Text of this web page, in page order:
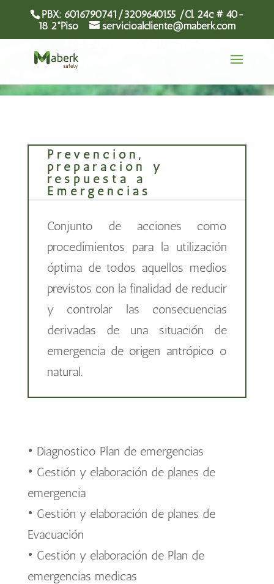
PBX: 6016790741/3209640155 /Cl. 24c # 40-
18 2°Piso
servicioalcliente@maberk.com
Prevención,
preparación y
respuesta a
Emergencias
Conjunto de acciones como
procedimientos para la utilización
óptima de todos aquellos medios
previstos con la finalidad de reducir
y controlar las consecuencias
derivadas de una situación de
emergencia de origen antrópico o
natural.
• Diagnostico Plan de emergencias
• Gestión y elaboración de planes de
emergencia
• Gestión y elaboración de planes de
Evacuación
• Gestión y elaboración de Plan de
emergencias medicas